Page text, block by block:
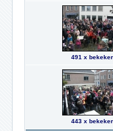
491 x
443 x